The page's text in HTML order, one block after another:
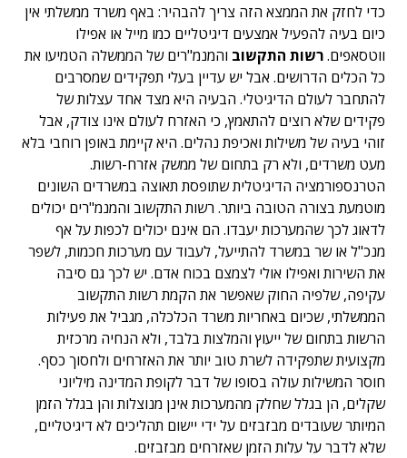
כדי לחזק את הממצא הזה צריך להבהיר: באף משרד ממשלתי אין
כיום בעיה להפעיל אמצעים דיגיטליים כמו מייל או אפילו
ווטסאפים.רשות התקשוב והמנמ"רים של הממשלה הטמיעו את
כל הכלים הדרושים. אבל יש עדיין בעלי תפקידים שמסרבים
להתחבר לעולם הדיגיטלי. הבעיה היא מצד אחד עצלות של
פקידים שלא רוצים להתאמץ, כי האזרח לעולם אינו צודק, אבל
זוהי בעיה של משילות ואכיפת נהלים. היא קיימת באופן רוחבי בלא
מעט משרדים, ולא רק בתחום של ממשק אזרח-רשות.
הטרנספורמציה הדיגיטלית שתופסת תאוצה במשרדים השונים
מוטמעת בצורה הטובה ביותר. רשות התקשוב והמנמ"רים יכולים
לדאוג לכך שהמערכות יעבדו. הם אינם יכולים לכפות על אף
מנכ"ל או שר במשרד להתייעל, לעבוד עם מערכות חכמות, לשפר
את השירות ואפילו אולי לצמצם בכוח אדם. יש לכך גם סיבה
עקיפה, שלפיה החוק שאפשר את הקמת רשות התקשוב
הממשלתי, שכיום באחריות משרד הכלכלה, מגביל את פעילות
הרשות בתחום של ייעוץ והמלצות בלבד, ולא הנחיה מרכזית
מקצועית שתפקידה לשרת טוב יותר את האזרחים ולחסוך כסף.
חוסר המשילות עולה בסופו של דבר לקופת המדינה מיליוני
שקלים, הן בגלל שחלק מהמערכות אינן מנוצלות והן בגלל הזמן
המיותר שעובדים מבזבזים על ידי יישום תהליכים לא דיגיטליים,
שלא לדבר על עלות הזמן שאזרחים מבזבזים.